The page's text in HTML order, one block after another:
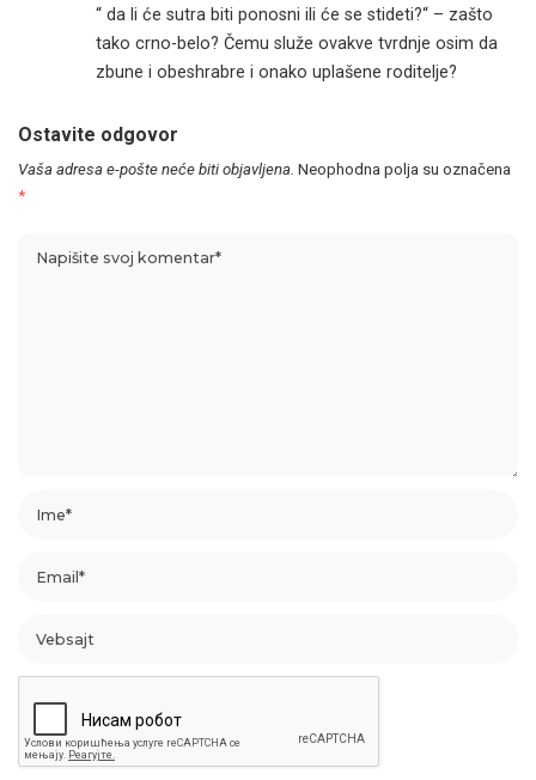
“ da li će sutra biti ponosni ili će se stideti?“ – zašto
tako crno-belo? Čemu služe ovakve tvrdnje osim da
zbune i obeshrabre i onako uplašene roditelje?
Ostavite odgovor
Vaša adresa e-pošte neće biti objavljena. Neophodna polja su označena
*